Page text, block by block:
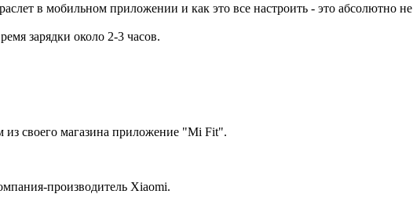
в мобильном приложении и как это все настроить - это абсолютно
зарядки около 2-3 часов.
своего магазина приложение "Mi Fit".
производитель Xiaomi.